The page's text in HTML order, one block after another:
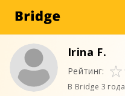
Irina F.
Рейтинг:
В Bridge 3 года